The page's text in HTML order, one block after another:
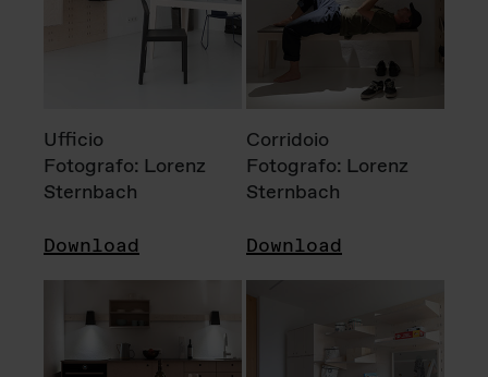
Ufficio
Fotografo: Lorenz
Sternbach
Download
Corridoio
Fotografo: Lorenz
Sternbach
Download